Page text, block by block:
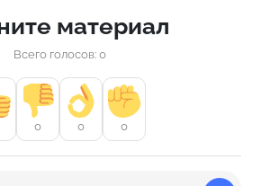
материал
Всего голосов: 0
0 0 0